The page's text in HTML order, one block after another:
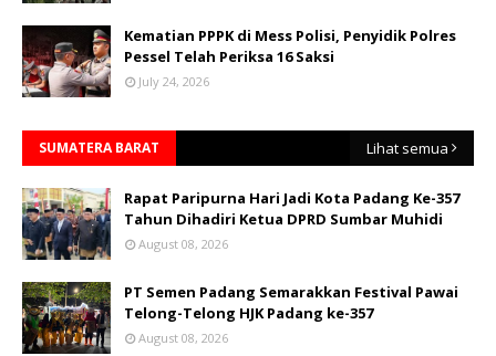
Kematian PPPK di Mess Polisi, Penyidik Polres
Pessel Telah Periksa 16 Saksi
July 24, 2026
SUMATERA BARAT Lihat semua
Rapat Paripurna Hari Jadi Kota Padang Ke-357
Tahun Dihadiri Ketua DPRD Sumbar Muhidi
August 08, 2026
PT Semen Padang Semarakkan Festival Pawai
Telong-Telong HJK Padang ke-357
August 08, 2026